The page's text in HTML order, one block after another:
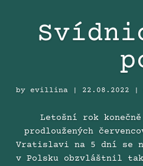
by evillina 22.08.2022
Letošní rok
prodloužených
Vratislavi na 5 dní se
v Polsku obzvláštnil